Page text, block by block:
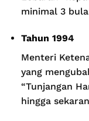
minimal 3
Tahun 1994
Menteri
yang
“Tunjangan
hingga